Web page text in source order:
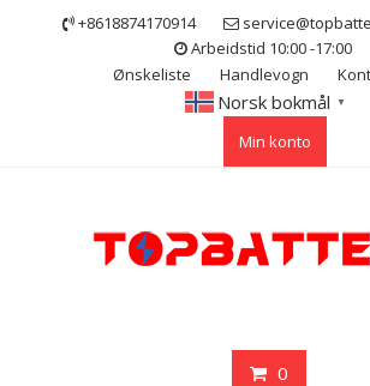
+8618874170914
Arbeidstid 10:00 -17:00
Ønskeliste
Handlevogn
Norsk bokmål ▼
Min konto
0